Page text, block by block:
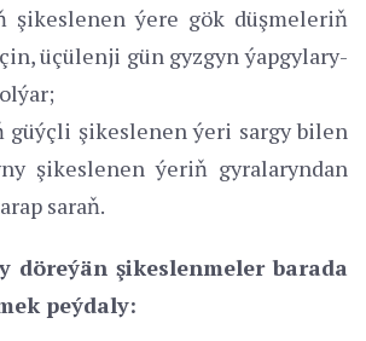
şikeslenen ýere gök düşmeleriň
üçülenji gün gyzgyn ýapgylary-
güýçli şikeslenen ýeri sargy bilen
şikeslenen ýeriň gyralaryndan
saraň.
döreýän şikeslenmeler barada
peýdaly: